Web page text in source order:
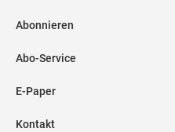
Abonnieren
Abo-Service
E-Paper
Kontakt